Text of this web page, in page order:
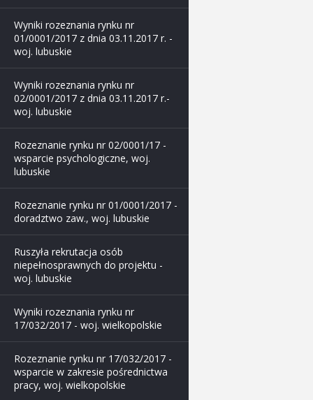
Wyniki rozeznania rynku nr
01/0001/2017 z dnia 03.11.2017 r. -
woj. lubuskie
Wyniki rozeznania rynku nr
02/0001/2017 z dnia 03.11.2017 r.-
woj. lubuskie
Rozeznanie rynku nr 02/0001/17 -
wsparcie psychologiczne, woj.
lubuskie
Rozeznanie rynku nr 01/0001/2017 -
doradztwo zaw., woj. lubuskie
Ruszyła rekrutacja osób
niepełnosprawnych do projektu -
woj. lubuskie
Wyniki rozeznania rynku nr
17/032/2017 - woj. wielkopolskie
Rozeznanie rynku nr 17/032/2017 -
wsparcie w zakresie pośrednictwa
pracy, woj. wielkopolskie